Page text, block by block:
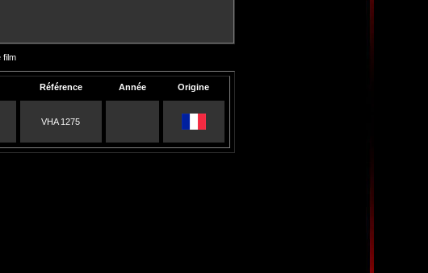
film
Référence Année Origine
VHA 1275